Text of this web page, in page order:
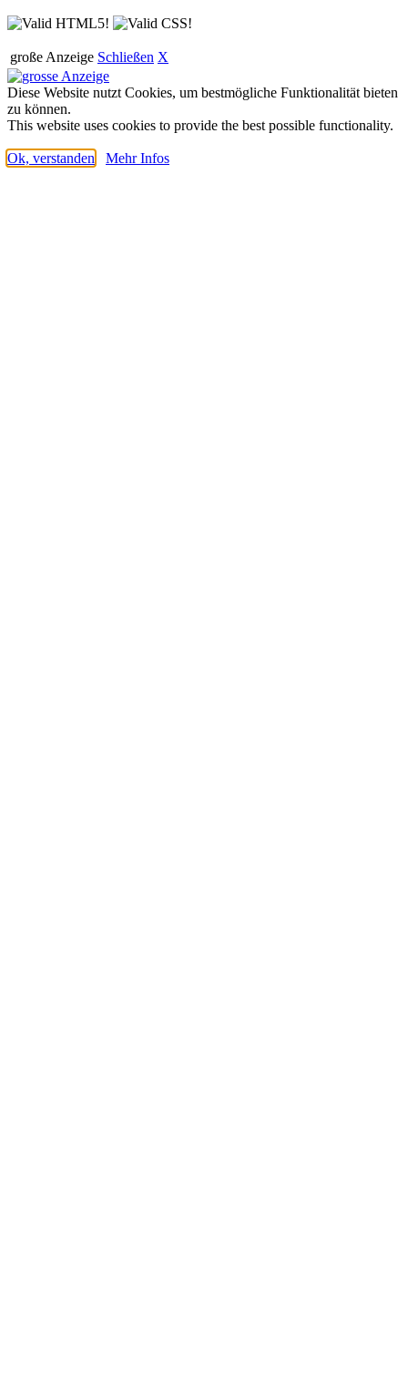
große Anzeige Schließen X
Diese Website nutzt Cookies, um bestmögliche Funktionalität bieten
zu können.
This website uses cookies to provide the best possible functionality.
Ok, verstanden Mehr Infos